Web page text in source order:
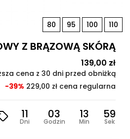
80
95 100 110
Z BRĄZOWĄ SKÓRĄ
Cena
139,00 zł
cena z 30 dni przed obniżką
-39% 229,00 zł cena regularna
11
Dni
03
Godzin
13
Min
57
Sek